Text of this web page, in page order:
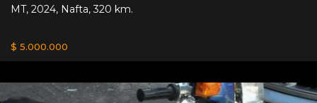
MT, 2024, Nafta,320 km.
$ 5.000.000